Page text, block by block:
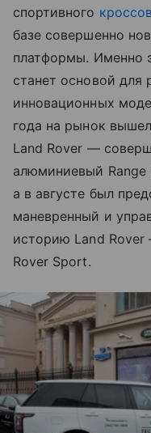
спортивного
базе совершенно
платформы. Именно
станет основой для
инновационных
года на рынок
Land Rover —
алюминиевый Range
а в августе был
маневренный и
историю Land
Rover Sport.